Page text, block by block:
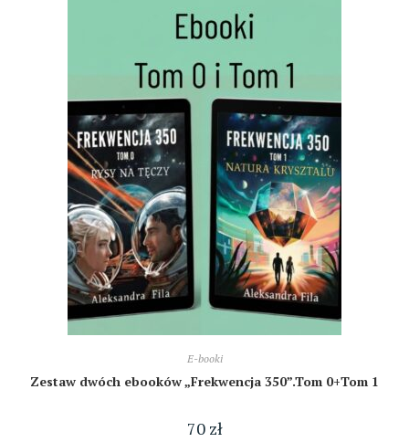
E-booki
Zestaw dwóch ebooków „Frekwencja 350”.Tom 0+Tom 1
70 zł